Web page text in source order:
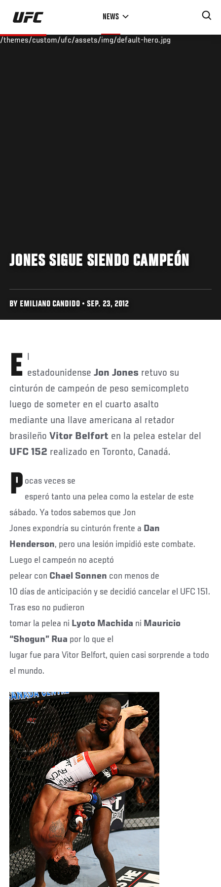
Skip
main
NEWS
/themes/custom/ufc/assets/img/default-hero.jpg
JONES SIGUE SIENDO CAMPEÓN
BY EMILIANO CANDIDO • SEP. 23, 2012
El
estadounidenseJon Jones retuvo su
cinturón de campeón de peso semicompleto
luego de someter en el cuarto asalto
mediante una llave americana al retador
brasileñoVitor Belfort en la pelea estelar del
UFC 152 realizado en Toronto, Canadá.
P ocas veces se
esperó tanto una pelea como la estelar de este
sábado. Ya todos sabemos que Jon
Jones expondría su cinturón frente a Dan
Henderson, pero una lesión impidió este combate.
Luego el campeón no aceptó
pelear con Chael Sonnen con menos de
10 días de anticipación y se decidió cancelar el UFC 151.
Tras eso no pudieron
tomar la pelea ni Lyoto Machida ni Mauricio
“Shogun” Rua por lo que el
lugar fue para Vitor Belfort, quien casi sorprende a todo
el mundo.